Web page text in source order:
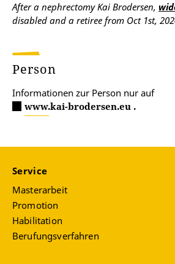
After a nephrectomy Kai Brodersen,
disabled and a retiree from Oct 1st,
Person
Informationen zur Person nur auf
www.kai-brodersen.eu .
Service
Masterarbeit
Promotion
Habilitation
Berufungsverfahren